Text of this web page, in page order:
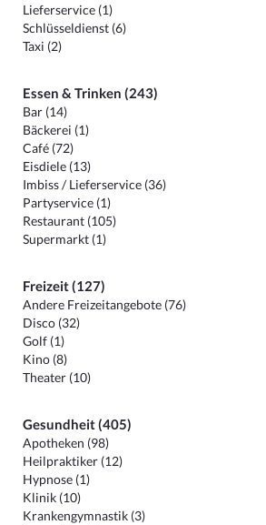
Lieferservice (1)
Schlüsseldienst (6)
Taxi (2)
Essen & Trinken (243)
Bar (14)
Bäckerei (1)
Café (72)
Eisdiele (13)
Imbiss / Lieferservice (36)
Partyservice (1)
Restaurant (105)
Supermarkt (1)
Freizeit (127)
Andere Freizeitangebote (76)
Disco (32)
Golf (1)
Kino (8)
Theater (10)
Gesundheit (405)
Apotheken (98)
Heilpraktiker (12)
Hypnose (1)
Klinik (10)
Krankengymnastik (3)